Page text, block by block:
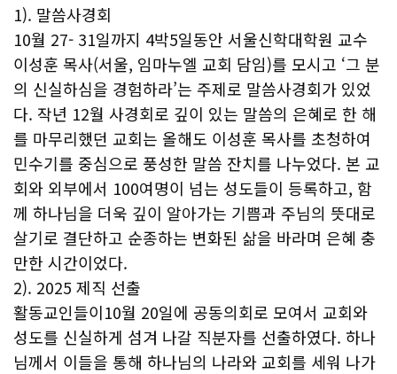
1). 말씀사경회
10월 27- 31일까지 4박5일동안 서울신학대학원 교수
이성훈 목사(서울, 임마누엘 교회 담임)를 모시고 ‘그 분
의 신실하심을 경험하라’는 주제로 말씀사경회가 있었
다. 작년 12월 사경회로 깊이 있는 말씀의 은혜로 한 해
를 마무리했던 교회는 올해도 이성훈 목사를 초청하여
민수기를 중심으로 풍성한 말씀 잔치를 나누었다. 본 교
회와 외부에서 100여명이 넘는 성도들이 등록하고, 함
께 하나님을 더욱 깊이 알아가는 기쁨과 주님의 뜻대로
살기로 결단하고 순종하는 변화된 삶을 바라며 은혜 충
만한 시간이었다.
2). 2025 제직 선출
활동교인들이10월 20일에 공동의회로 모여서 교회와
성도를 신실하게 섬겨 나갈 직분자를 선출하였다. 하나
님께서 이들을 통해 하나님의 나라와 교회를 세워 나가